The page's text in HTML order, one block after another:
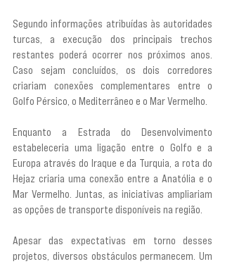
Segundo informações atribuídas às autoridades
turcas, a execução dos principais trechos
restantes poderá ocorrer nos próximos anos.
Caso sejam concluídos, os dois corredores
criariam conexões complementares entre o
Golfo Pérsico, o Mediterrâneo e o Mar Vermelho.
Enquanto a Estrada do Desenvolvimento
estabeleceria uma ligação entre o Golfo e a
Europa através do Iraque e da Turquia, a rota do
Hejaz criaria uma conexão entre a Anatólia e o
Mar Vermelho. Juntas, as iniciativas ampliariam
as opções de transporte disponíveis na região.
Apesar das expectativas em torno desses
projetos, diversos obstáculos permanecem. Um